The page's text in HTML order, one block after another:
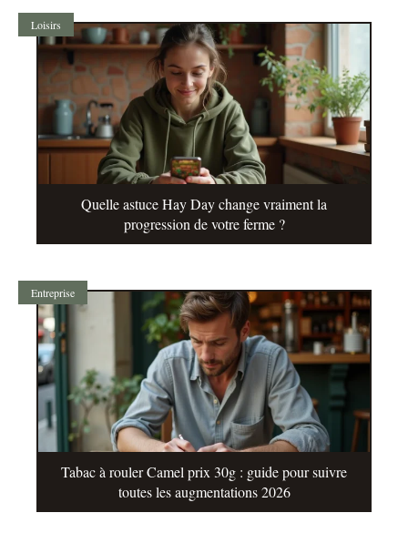
Loisirs
Quelle astuce Hay Day change vraiment la
progression de votre ferme ?
Entreprise
Tabac à rouler Camel prix 30g : guide pour suivre
toutes les augmentations 2026